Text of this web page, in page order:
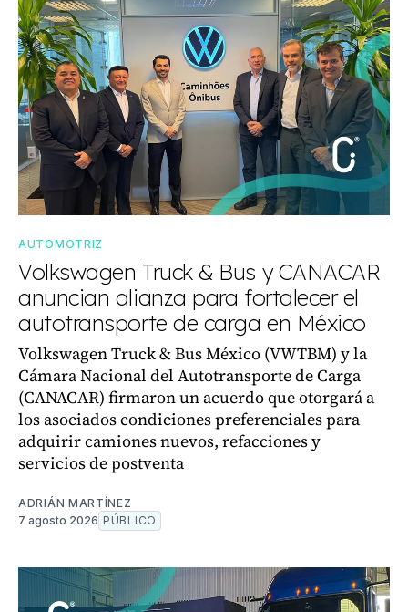
AUTOMOTRIZ
Volkswagen Truck & Bus y CANACAR
anuncian alianza para fortalecer el
autotransporte de carga en México
Volkswagen Truck & Bus México (VWTBM) y la
Cámara Nacional del Autotransporte de Carga
(CANACAR) firmaron un acuerdo que otorgará a
los asociados condiciones preferenciales para
adquirir camiones nuevos, refacciones y
servicios de postventa
ADRIÁN MARTÍNEZ
7 agosto 2026 PÚBLICO